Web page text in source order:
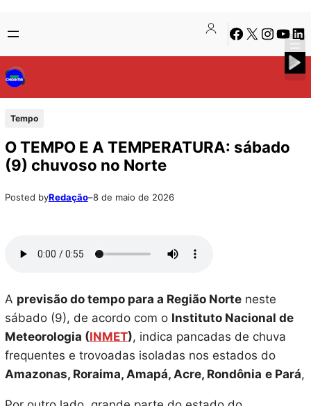
para
o
conteúdo
to
content
Facebook
X Instagram
Tempo
O TEMPO E A TEMPERATURA: sábado
(9) chuvoso no Norte
Posted byRedação–8 de maio de 2026
A previsão do tempo para a Região Norteneste
sábado (9), de acordo com o Instituto Nacional de
Meteorologia (INMET), indica pancadas de chuva
frequentes e trovoadas isoladas nos estados do
Amazonas, Roraima, Amapá, Acre, Rondônia e Pará,